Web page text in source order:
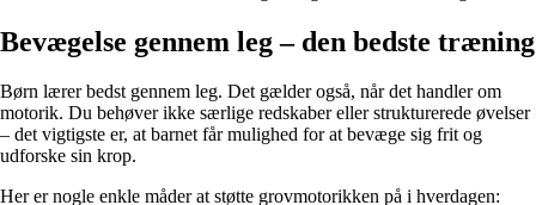
Bevægelse gennem leg – den bedste træning
Børn lærer bedst gennem leg. Det gælder også, når det handler om
motorik. Du behøver ikke særlige redskaber eller strukturerede øvelser
– det vigtigste er, at barnet får mulighed for at bevæge sig frit og
udforske sin krop.
Her er nogle enkle måder at støtte grovmotorikken på i hverdagen: